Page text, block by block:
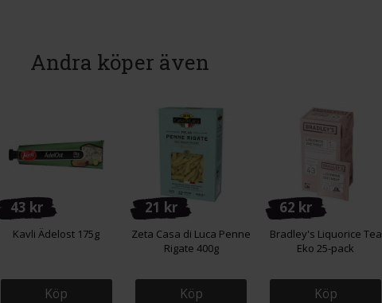
Andra köper även
43 kr
Kavli Ädelost 175g
Köp
21 kr
Zeta Casa di Luca Penne
Rigate 400g
Köp
62 kr
Bradley's Liquorice Tea
Eko 25-pack
Köp